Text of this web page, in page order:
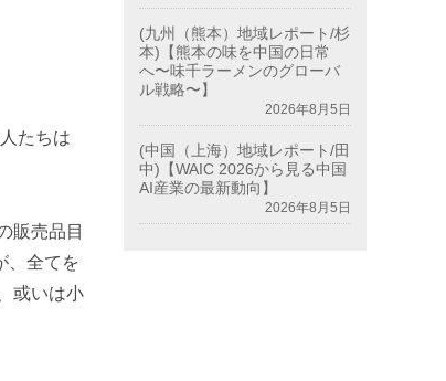
たちは
販売品目
、全てを
或いは小
(九州（熊本）地域レポート/杉
本)【熊本の味を中国の日常
へ〜味千ラーメンのグローバ
ル戦略〜】
2026年8月5日
(中国（上海）地域レポート/田
中)【WAIC 2026から見る中国
AI産業の最新動向】
2026年8月5日